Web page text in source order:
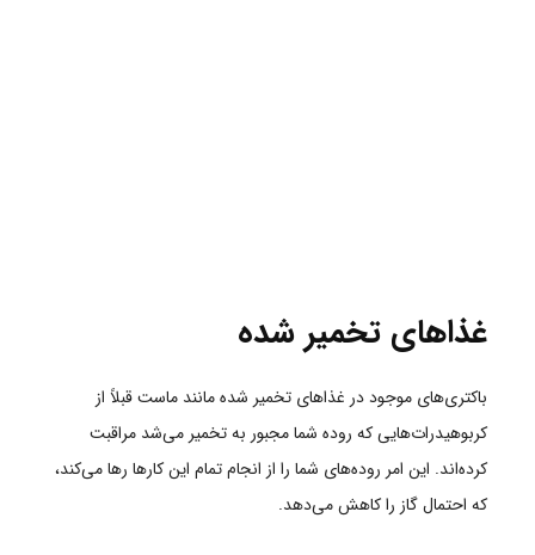
غذاهای تخمیر شده
باکتری‌های موجود در غذاهای تخمیر شده مانند ماست قبلاً از
کربوهیدرات‌هایی که روده شما مجبور به تخمیر می‌شد مراقبت
کرده‌اند. این امر روده‌های شما را از انجام تمام این کارها رها می‌کند،
که احتمال گاز را کاهش می‌دهد.